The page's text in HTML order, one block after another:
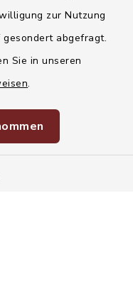
zur Nutzung
abgefragt.
Sie in unseren
.